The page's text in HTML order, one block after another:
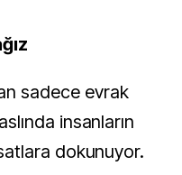
sadece evrak
insanların
dokunuyor.